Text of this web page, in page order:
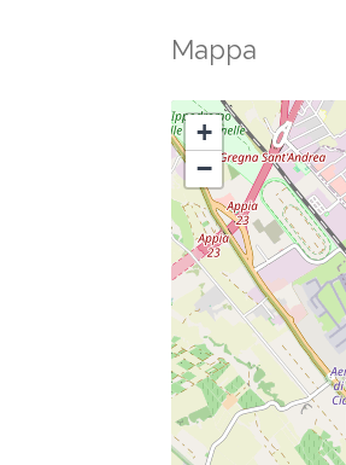
Mappa
+
−